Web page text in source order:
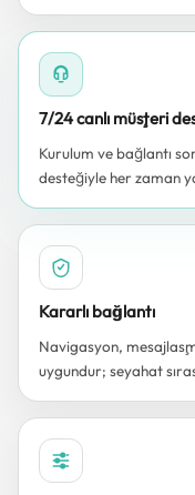
7/24 canlı müşteri
Kurulum ve bağlantı
desteğiyle her zaman
Kararlı bağlantı
Navigasyon,
uygundur; seyahat